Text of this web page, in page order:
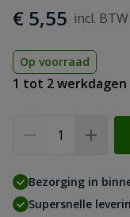
€ 5,55
Op voorraad
1 tot 2 werkdagen
Bezorging in
Supersnelle